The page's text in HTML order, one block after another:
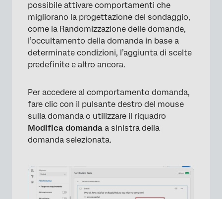
FAQs
possibile attivare comportamenti che
migliorano la progettazione del sondaggio,
come la Randomizzazione delle domande,
l’occultamento della domanda in base a
determinate condizioni, l’aggiunta di scelte
predefinite e altro ancora.
Per accedere al comportamento domanda,
fare clic con il pulsante destro del mouse
sulla domanda o utilizzare il riquadro
Modifica domanda a sinistra della
domanda selezionata.